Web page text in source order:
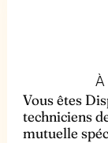
Vous êtes
techniciens
mutuelle